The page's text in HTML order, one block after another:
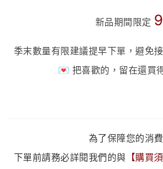
新品期間限定 9
季末數量有限建議提早下單，避免
💌 把喜歡的，留在還買
為了保障您的消
下單前請務必詳閱我們的與 【購買